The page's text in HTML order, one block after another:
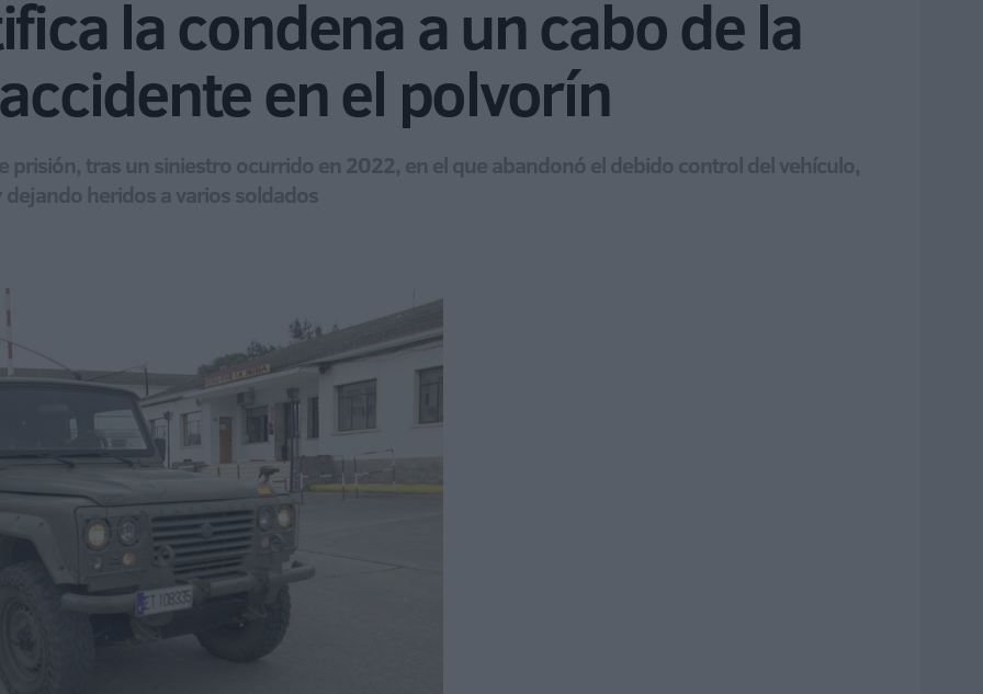
la condena a un cabo de la
en el polvorín
prisión, tras un siniestro ocurrido en 2022, en el que abandonó el debido control del vehículo,
heridos a varios soldados